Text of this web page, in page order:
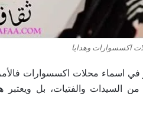
اكسسوارات وهدايا
اسماء محلات اكسسوارات فالأمر
السيدات والفتيات، بل